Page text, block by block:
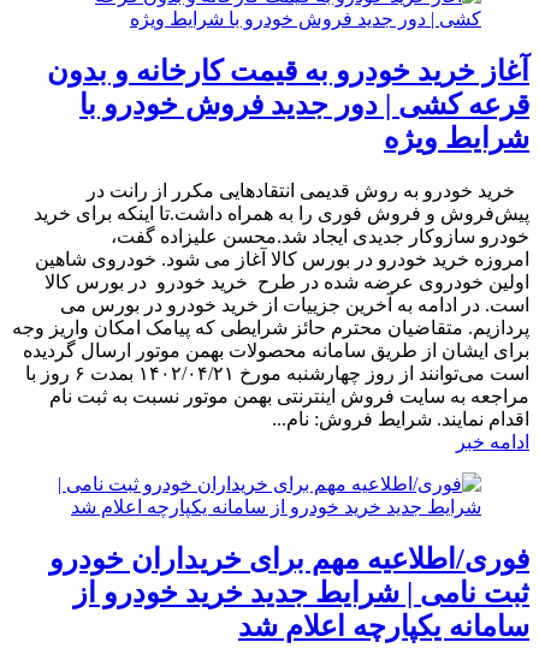
آغاز خرید خودرو به قیمت کارخانه و بدون
قرعه کشی | دور جدید فروش خودرو با
شرایط ویژه
​ خرید خودرو به روش قدیمی انتقادهایی مکرر از رانت در
پیش‌فروش و فروش فوری را به همراه داشت.تا اینکه برای خرید
خودرو سازوکار جدیدی ایجاد شد.محسن علیزاده گفت،
امروزه خرید خودرو در بورس کالا آغاز می شود. خودروی شاهین
اولین خودروی عرضه شده در طرح خرید خودرو در بورس کالا
است. در ادامه به آخرین جزییات از خرید خودرو در بورس می
پردازیم. متقاضیان محترم حائز شرایطی که پیامک امکان واریز وجه
برای ایشان از طریق سامانه محصولات بهمن موتور ارسال گردیده
است می‌توانند از روز چهارشنبه مورخ ۱۴۰۲/۰۴/۲۱ بمدت ۶ روز با
مراجعه به سایت فروش اینترنتی بهمن موتور نسبت به ثبت نام
اقدام نمایند. شرایط فروش: نام...
ادامه خبر
فوری/اطلاعیه مهم برای خریداران خودرو
ثبت نامی | شرایط جدید خرید خودرو از
سامانه یکپارچه اعلام شد